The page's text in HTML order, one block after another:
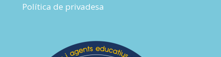
Política de privadesa